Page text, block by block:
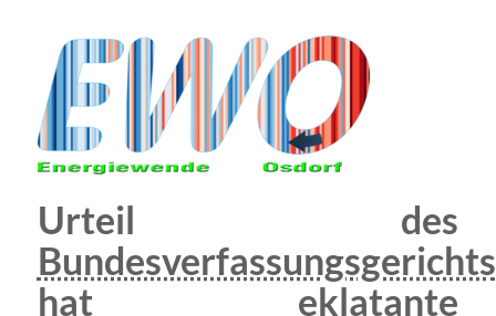
Urteil des
Bundesverfassungsgerichts
hat eklatante